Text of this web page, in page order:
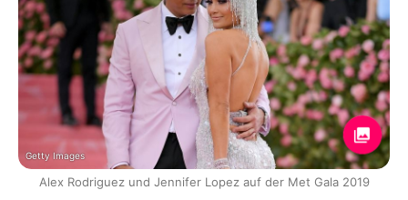
Getty Images
Alex Rodriguez und Jennifer Lopez auf der Met Gala 2019